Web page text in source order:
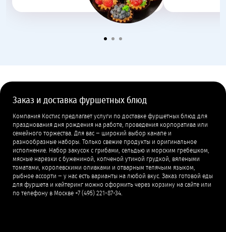
Заказ и доставка фуршетных блюд
Компания Костис предлагает услуги по доставке фуршетных блюд для
празднования дня рождения на работе, проведения корпоратива или
семейного торжества. Для вас − широкий выбор канапе и
разнообразные наборы. Только свежие продукты и оригинальное
исполнение. Набор закусок с грибами, сельдью и морским гребешком,
мясные нарезки с бужениной, копченой утиной грудкой, вялеными
томатами, королевскими оливками и отварным телячьим языком,
рыбное ассорти − у нас есть варианты на любой вкус. Заказ готовой еды
для фуршета и кейтеринг можно оформить через корзину на сайте или
по телефону в Москве +7 (495) 221-87-34.